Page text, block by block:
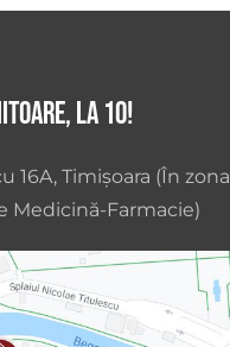
la 10!
16A, Timișoara (În zona
Medicină-Farmacie)